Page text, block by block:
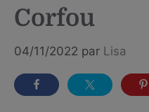
Corfou
04/11/2022 par Lisa